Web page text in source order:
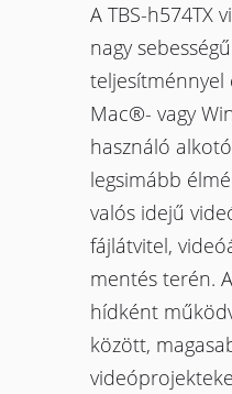
A TBS-h574TX
nagy
teljesítménnyel
Mac®- vagy
használó
legsimább
valós idejű
fájlátvitel,
mentés terén.
hídként
között,